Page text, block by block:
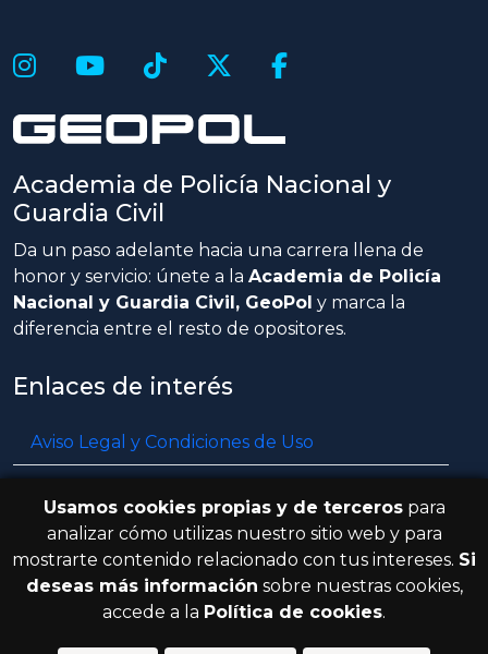
Academia de Policía Nacional y
Guardia Civil
Da un paso adelante hacia una carrera llena de
honor y servicio: únete a la Academia de Policía
Nacional y Guardia Civil, GeoPol y marca la
diferencia entre el resto de opositores.
Enlaces de interés
Aviso Legal y Condiciones de Uso
Política de cookies
Resolución de litigios en línea
Usamos cookies propias y de tercerospara
analizar cómo utilizas nuestro sitio web y para
mostrarte contenido relacionado con tus intereses. Si
deseas más información sobre nuestras cookies,
accede a la Política de cookies.